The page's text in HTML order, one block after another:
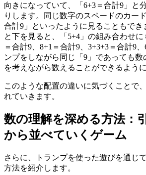
向きになっていて、「6+3＝合計9」と
りします。同じ数字のスペードのカー
合計9」といったように見ることもでき
と下を見ると、「5+4」の組み合わせ
＝合計9、8+1＝合計9、3+3+3＝合計9
ンプをしながら同じ「9」であっても
を考えながら数えることができるよう
このような配置の違いに気づくことで
れていきます。
数の理解を深める方法：
から並べていくゲーム
さらに、トランプを使った遊びを通じ
方法を紹介します。